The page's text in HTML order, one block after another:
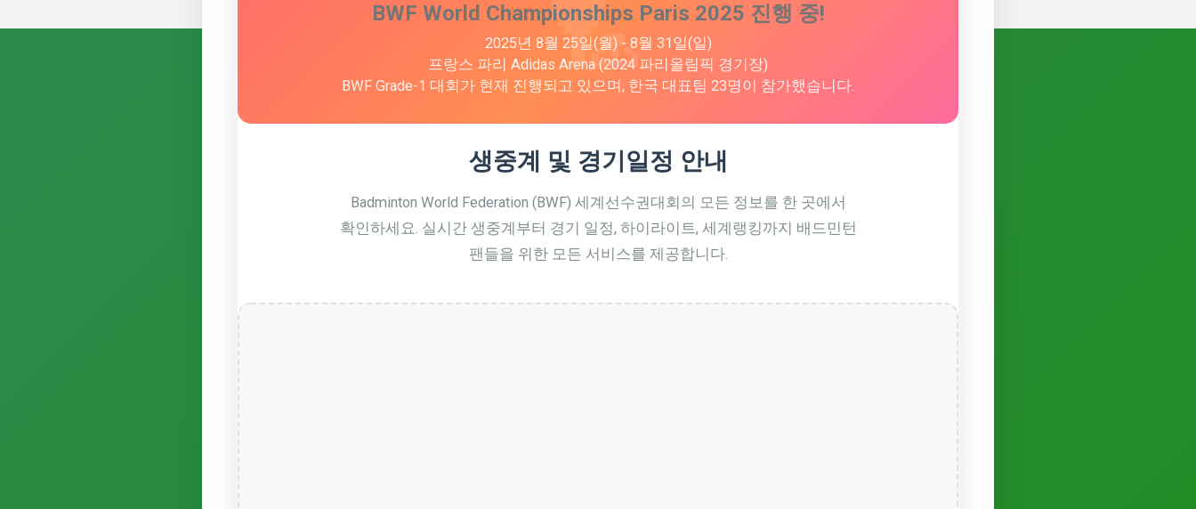
BWF World Championships Paris 2025 진행 중!
2025년 8월 25일(월) - 8월 31일(일)
프랑스 파리 Adidas Arena (2024 파리올림픽 경기장)
BWF Grade-1 대회가 현재 진행되고 있으며, 한국 대표팀 23명이 참가했습니다.
생중계 및 경기일정 안내
Badminton World Federation (BWF) 세계선수권대회의 모든 정보를 한 곳에서
확인하세요. 실시간 생중계부터 경기 일정, 하이라이트, 세계랭킹까지 배드민턴
팬들을 위한 모든 서비스를 제공합니다.